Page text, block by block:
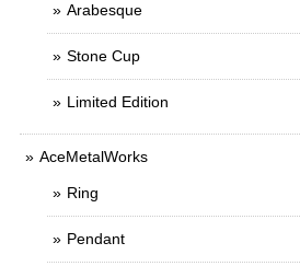
Arabesque
Stone Cup
Limited Edition
AceMetalWorks
Ring
Pendant